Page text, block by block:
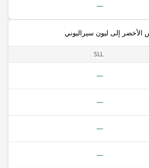
—
الأخضر إلى ليون سيراليوني
SLL
—
—
—
—